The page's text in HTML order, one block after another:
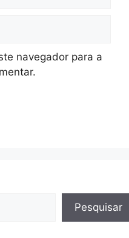
navegador para a
Pesquisar